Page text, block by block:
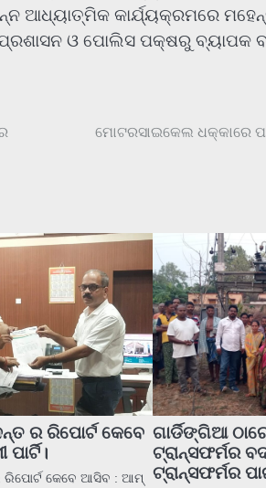
ଆଧ୍ୟାତ୍ମିକ କାର୍ଯ୍ୟକ୍ରମରେ
ପ୍ରଶାସନ ଓ ପୋଲିସ ପକ୍ଷରୁ ବ୍ୟାପକ
ମୋଟରସାଇକେଲ ଧକ୍କାରେ
ର ରିପୋର୍ଟ କେବେ
କେବେ ଆସିବ : ଆମ୍
ଗାର୍ଡିଙ୍ଗିଆ
ଟ୍ରାନ୍ସଫର୍ମର
ଟ୍ରାନ୍ସଫର୍ମର